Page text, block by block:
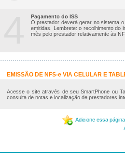
Pagamento do ISS
O prestador deverá gerar no sistema
emitidas. Lembrete: o recolhimento do
mês pelo prestador relativamente às
EMISSÃO DE NFS-e VIA CELULAR E
Acesse o site através de seu SmartPhone ou
consulta de notas e localização de prestadores
Adicione essa